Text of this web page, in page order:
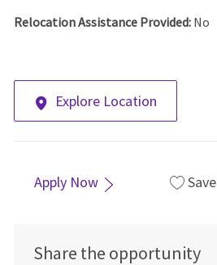
Relocation Assistance Provided: No
Explore Location
Apply Now Save
Share the opportunity